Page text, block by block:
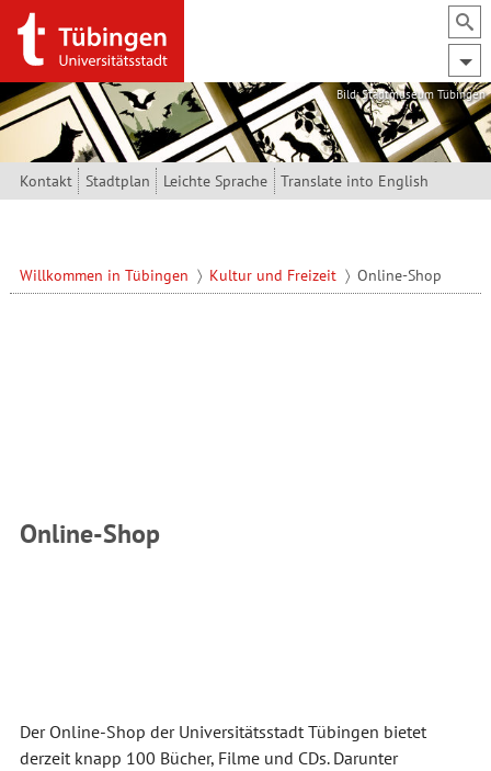
Direkt zum Inhalt
Bild: Stadtmuseum Tübingen
Kontakt Stadtplan Leichte Sprache Translate into English
Willkommen in Tübingen Kultur und Freizeit Online-Shop
Online-Shop
Der Online-Shop der Universitätsstadt Tübingen bietet
derzeit knapp 100 Bücher, Filme und CDs. Darunter